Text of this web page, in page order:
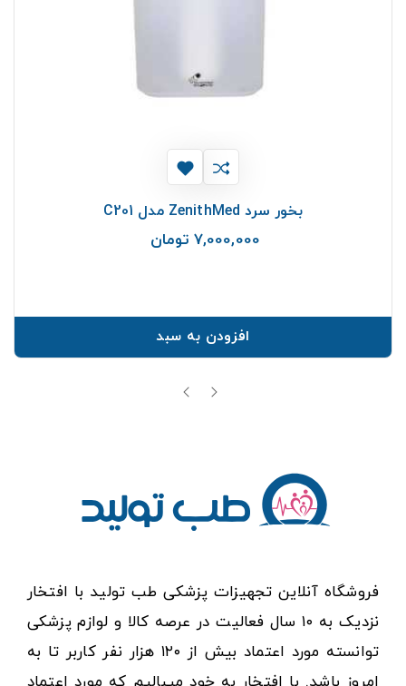
بخور سرد ZenithMed مدل C201
7,000,000 تومان
افزودن به سبد
فروشگاه آنلاین تجهیزات پزشکی طب تولید با افتخار
نزدیک به ۱۰ سال فعالیت در عرصه کالا و لوازم پزشکی
توانسته مورد اعتماد بیش از ۱۲۰ هزار نفر کاربر تا به